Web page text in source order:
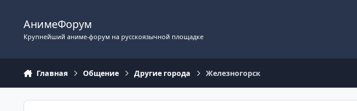
АнимеФорум
Крупнейший аниме-форум на русскоязычной площадке
Главная Общение Другие города Железногорск